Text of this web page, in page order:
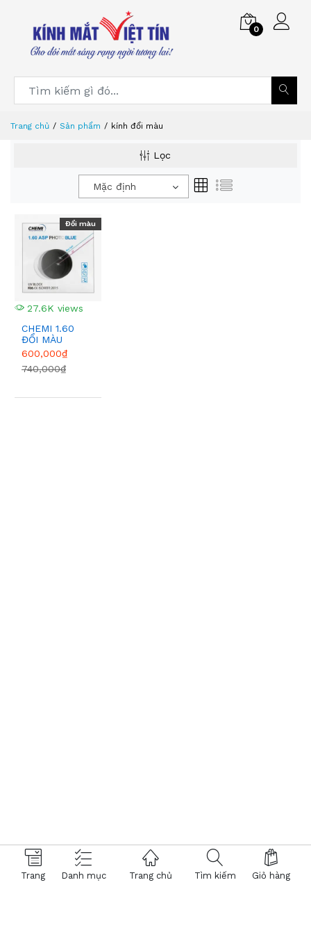
0
Trang Danh mục Trang chủ Tìm kiếm Giỏ hàng
Trang chủ Sản phẩm kính đổi màu
Lọc
Mặc định
27.6K views
Đổi màu
CHEMI 1.60
ĐỔI MÀU
GREY
600,000₫
740,000₫